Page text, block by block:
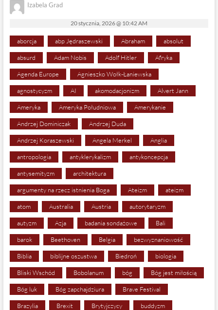
Izabela Grad
20 stycznia, 2026 @ 10:42 AM
aborcja abp Jędraszewski Abraham absolut
absurd Adam Nobis Adolf Hitler Afryka
Agenda Europe Agnieszko Wołk-Łaniewska
agnostycyzm AI akomodacjonizm Alvert Jann
Ameryka Ameryka Południowa Amerykanie
Andrzej Dominiczak Andrzej Duda
Andrzej Koraszewski Angela Merkel Anglia
antropologia antyklerykalizm antykoncepcja
antysemityzm architektura
argumenty na rzecz istnienia Boga Ateizm ateizm
atom Australia Austria autorytaryzm
autyzm Azja badania sondażowe Bali
barok Beethoven Belgia bezwyznaniowość
Biblia biblijne oszustwa Biedroń biologia
Bliski Wschód Bobolanum bóg Bóg jest miłością
Bóg luk Bóg zapchajdziura Brave Festival
Brazylia Brexit Brytyjczycy buddyzm